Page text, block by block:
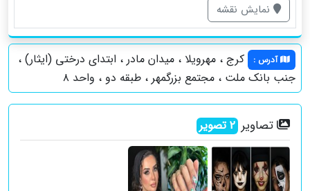
نمایش نقشه
آدرس :
کرج ، مهرویلا ، میدان مادر ، ابتدای درختی (ایثار) ،
جنب بانک ملت ، مجتمع بزرگمهر ، طبقه دو ، واحد ۸
تصاویر 2تصویر